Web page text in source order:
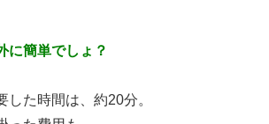
に簡単でしょ？
した時間は、約20分。